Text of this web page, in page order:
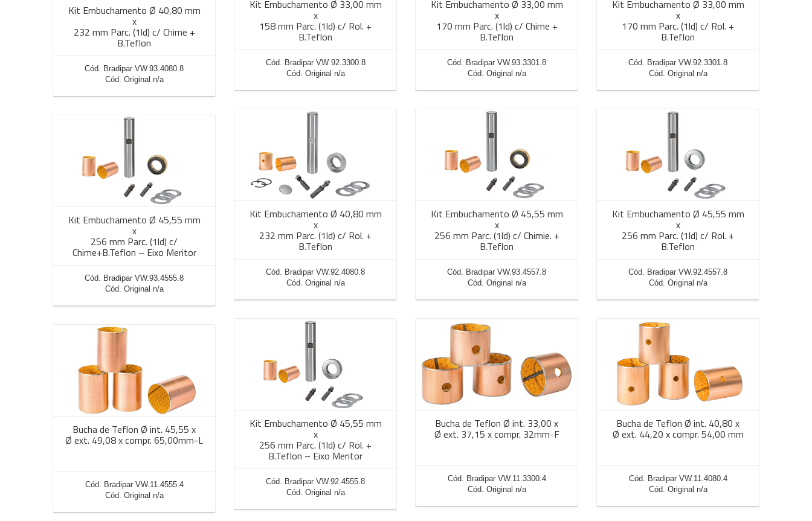
Kit Embuchamento Ø 33,00 mm
x
158 mm Parc. (1ld) c/ Rol. +
B.Teflon
Cód. Bradipar VW 92.3300.8
Cód. Original n/a
Kit Embuchamento Ø 33,00 mm
x
170 mm Parc. (1ld) c/ Chime +
B.Teflon
Cód. Bradipar VW.93.3301.8
Cód. Original n/a
Kit Embuchamento Ø 33,00 mm
x
170 mm Parc. (1ld) c/ Rol. +
B.Teflon
Cód. Bradipar VW.92.3301.8
Cód. Original n/a
Kit Embuchamento Ø 40,80 mm
x
232 mm Parc. (1ld) c/ Chime +
B.Teflon
Cód. Bradipar VW.93.4080.8
Cód. Original n/a
Kit Embuchamento Ø 40,80 mm
x
232 mm Parc. (1ld) c/ Rol. +
B.Teflon
Cód. Bradipar VW.92.4080.8
Cód. Original n/a
Kit Embuchamento Ø 45,55 mm
x
256 mm Parc. (1ld) c/ Chimie. +
B.Teflon
Cód. Bradipar VW.93.4557.8
Cód. Original n/a
Kit Embuchamento Ø 45,55 mm
x
256 mm Parc. (1ld) c/ Rol. +
B.Teflon
Cód. Bradipar VW.92.4557.8
Cód. Original n/a
Kit Embuchamento Ø 45,55 mm
x
256 mm Parc. (1ld) c/
Chime+B.Teflon – Eixo Meritor
Cód. Bradipar VW.93.4555.8
Cód. Original n/a
Kit Embuchamento Ø 45,55 mm
x
256 mm Parc. (1ld) c/ Rol. +
B.Teflon – Eixo Meritor
Cód. Bradipar VW.92.4555.8
Cód. Original n/a
Bucha de Teflon Ø int. 33,00 x
Ø ext. 37,15 x compr. 32mm-F
Cód. Bradipar VW.11.3300.4
Cód. Original n/a
Bucha de Teflon Ø int. 40,80 x
Ø ext. 44,20 x compr. 54,00 mm
Cód. Bradipar VW.11.4080.4
Cód. Original n/a
Bucha de Teflon Ø int. 45,55 x
Ø ext. 49,08 x compr. 65,00mm-L
Cód. Bradipar VW.11.4555.4
Cód. Original n/a